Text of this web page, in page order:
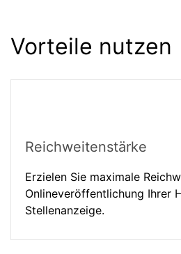
Vorteile nutzen
Reichweitenstärke
Erzielen Sie maximale
Onlineveröffentlichung Ihrer
Stellenanzeige.